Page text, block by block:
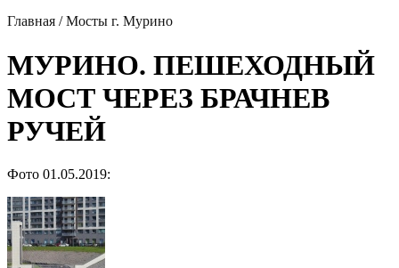
Главная /Мосты г. Мурино
МУРИНО. ПЕШЕХОДНЫЙ
МОСТ ЧЕРЕЗ БРАЧНЕВ
РУЧЕЙ
Фото 01.05.2019: